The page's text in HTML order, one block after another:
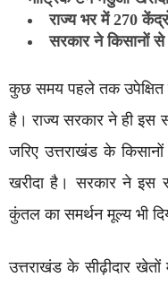
राज्य भर में 270
सरकार ने किसानों
कुछ समय पहले तक उपेक्षित
है। राज्य सरकार ने ही इस
जरिए उत्तराखंड के
खरीदा है। सरकार ने इस
कुंतल का समर्थन मूल्य भी
उत्तराखंड के सीढ़ीदार